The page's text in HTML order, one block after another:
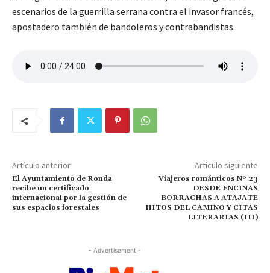
escenarios de la guerrilla serrana contra el invasor francés,
apostadero también de bandoleros y contrabandistas.
Artículo anterior
El Ayuntamiento de Ronda
recibe un certificado
internacional por la gestión de
sus espacios forestales
Artículo siguiente
Viajeros románticos Nº 23
DESDE ENCINAS
BORRACHAS A ATAJATE
HITOS DEL CAMINO Y CITAS
LITERARIAS (III)
- Advertisement -